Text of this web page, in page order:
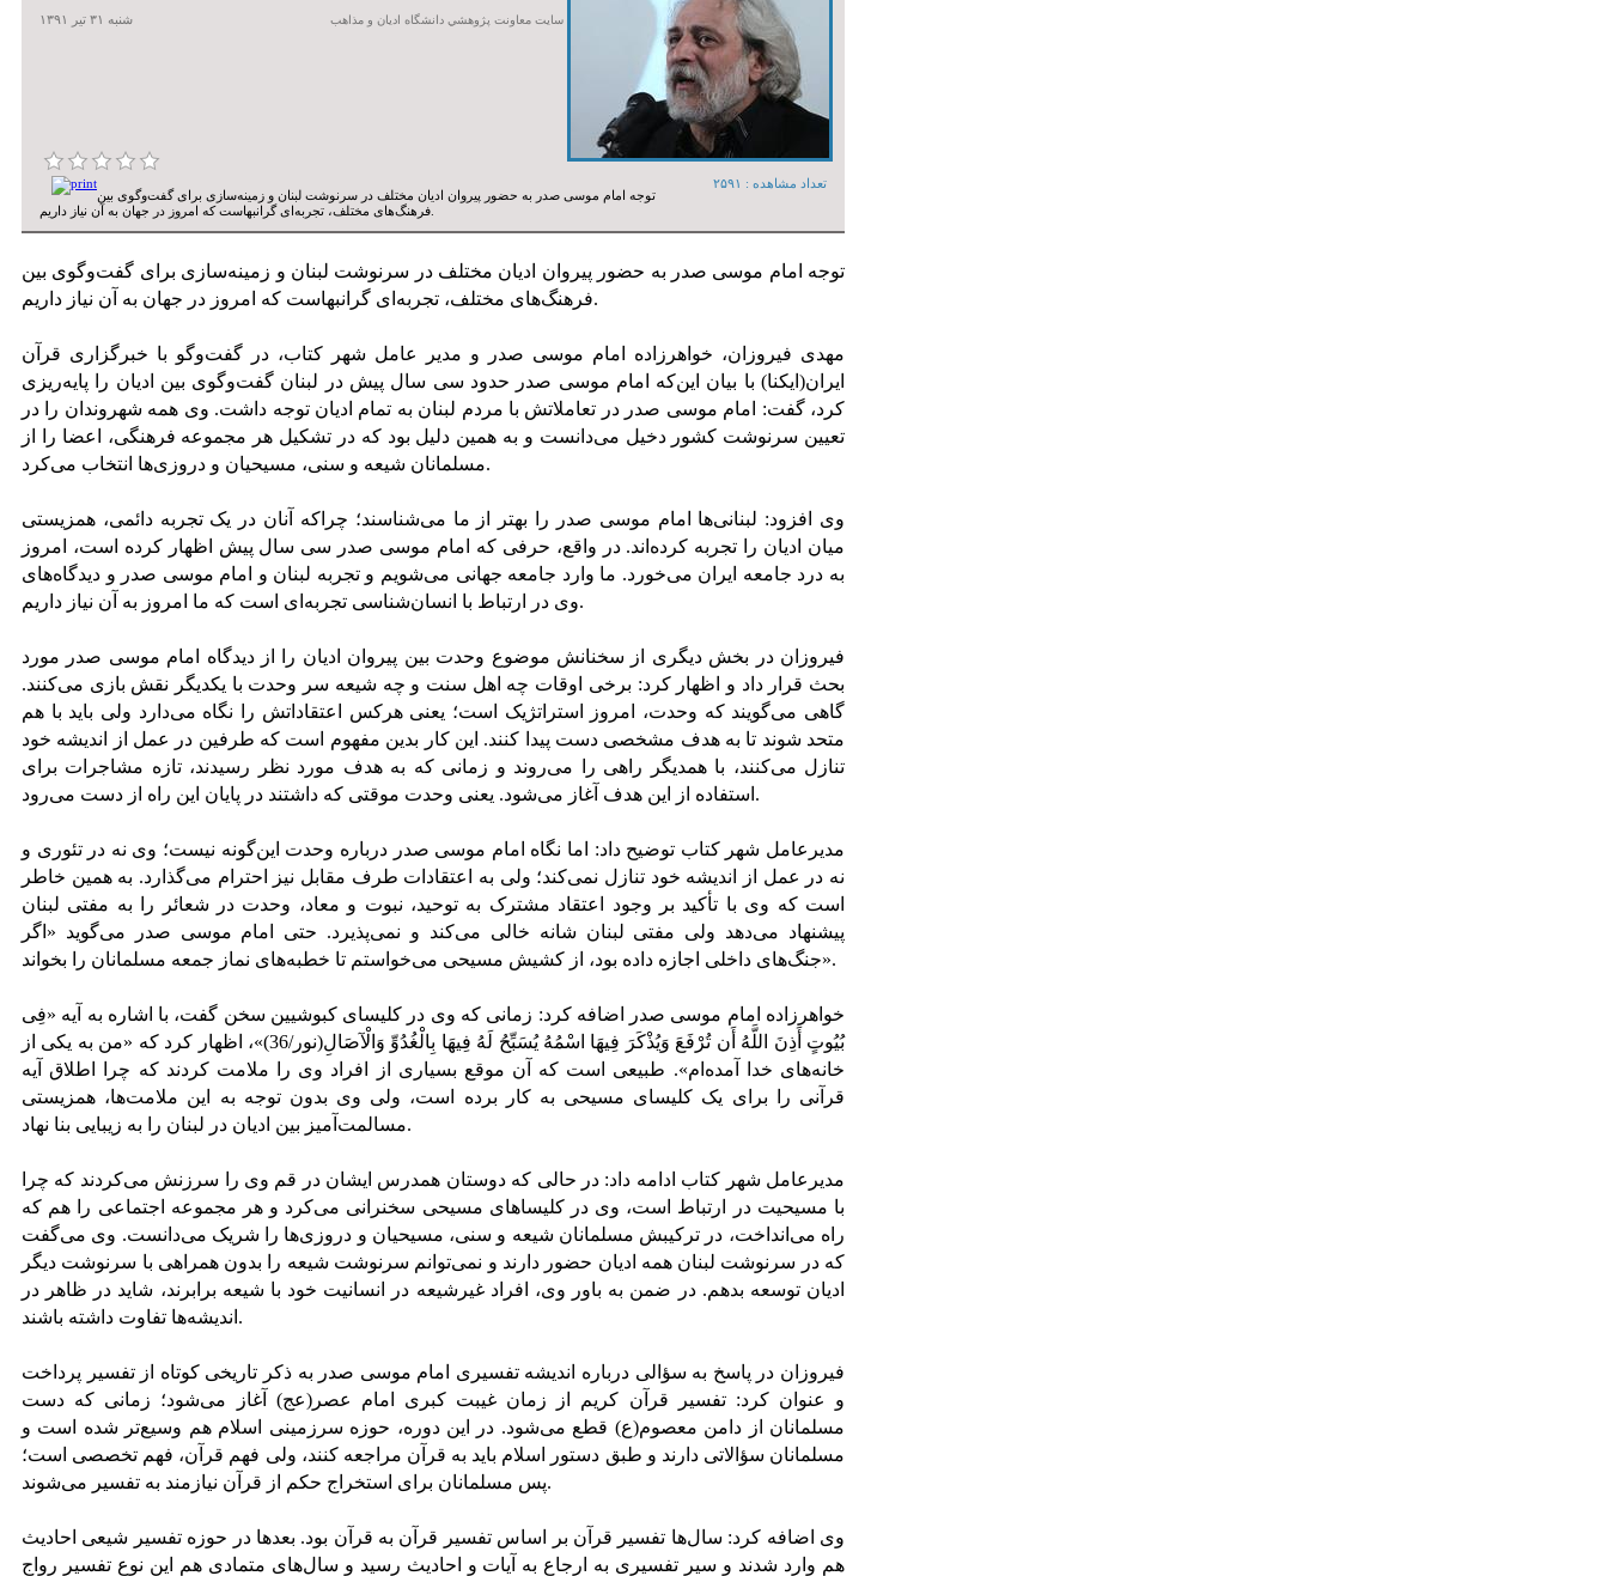
شنبه ۳۱ تير ۱۳۹۱ سایت معاونت پژوهشي دانشگاه اديان و مذاهب
تعداد مشاهده :‌ ۲۵۹۱
توجه امام موسی صدر به حضور پیروان ادیان مختلف در سرنوشت لبنان و زمینه‌سازی برای گفت‌وگوی بین
توجه امام موسی صدر به حضور پیروان ادیان مختلف در سرنوشت لبنان و زمینه‌سازی برای گفت‌وگوی بین
فرهنگ‌های مختلف، تجربه‌ای گرانبهاست که امروز در جهان به آن نیاز داریم.
مهدی فیروزان، خواهرزاده امام موسی صدر و مدیر عامل شهر کتاب، در گفت‌وگو با خبرگزاری قرآن
ایران(ایکنا) با بیان این‌که امام موسی صدر حدود سی سال پیش در لبنان گفت‌وگوی بین ادیان را پایه‌ریزی
کرد، گفت: امام موسی صدر در تعاملاتش با مردم لبنان به تمام ادیان توجه داشت. وی همه شهروندان را در
تعیین سرنوشت کشور دخیل می‌دانست و به همین دلیل بود که در تشکیل هر مجموعه فرهنگی، اعضا را از
مسلمانان شیعه و سنی، مسیحیان و دروزی‌ها انتخاب می‌کرد.
وی افزود: لبنانی‌ها امام موسی صدر را بهتر از ما می‌شناسند؛ چرا‌که آنان در یک تجربه دائمی، همزیستی
میان ادیان را تجربه کرده‌اند. در واقع، حرفی که امام موسی صدر سی سال پیش اظهار کرده است، امروز
به درد جامعه ایران می‌خورد. ما وارد جامعه جهانی می‌شویم و تجربه لبنان و امام موسی صدر و دیدگاه‌های
وی در ارتباط با انسان‌شناسی تجربه‌ای است که ما امروز به آن نیاز داریم.
فیروزان در بخش دیگری از سخنانش موضوع وحدت بین پیروان ادیان را از دیدگاه امام موسی صدر مورد
بحث قرار داد و اظهار کرد: برخی اوقات چه اهل سنت و چه شیعه سر وحدت با یکدیگر نقش بازی می‌کنند.
گاهی می‌گویند که وحدت، امروز استراتژیک است؛ یعنی هرکس اعتقاداتش را نگاه می‌دارد ولی باید با هم
متحد شوند تا به هدف مشخصی دست پیدا کنند. این کار بدین مفهوم است که طرفین در عمل از اندیشه خود
تنازل می‌کنند، با همدیگر راهی را می‌روند و زمانی که به هدف مورد نظر رسیدند، تازه مشاجرات برای
استفاده از این هدف آغاز می‌شود. یعنی وحدت موقتی که داشتند در پایان این راه از دست می‌‌رود.
مدیرعامل شهر کتاب توضیح داد: اما نگاه امام موسی صدر درباره وحدت این‌گونه نیست؛ وی نه در تئوری و
نه در عمل از اندیشه خود تنازل نمی‌کند؛ ولی به اعتقادات طرف مقابل نیز احترام می‌گذارد. به همین خاطر
است که وی با تأکید بر وجود اعتقاد مشترک به توحید، نبوت و معاد، وحدت در شعائر را به مفتی لبنان
پیشنهاد می‌دهد ولی مفتی لبنان شانه خالی می‌کند و نمی‌پذیرد. حتی امام موسی صدر می‌گوید «اگر
جنگ‌های داخلی اجازه داده بود، از کشیش مسیحی می‌خواستم تا خطبه‌های نماز جمعه مسلمانان را بخواند».
خواهرزاده امام موسی صدر اضافه کرد: زمانی که وی در کلیسای کبوشیین سخن گفت، با اشاره به آیه «فِی
بُیُوتٍ أَذِنَ اللَّهُ أَن تُرْفَعَ وَیُذْکَرَ فِیهَا اسْمُهُ یُسَبِّحُ لَهُ فِیهَا بِالْغُدُوِّ وَالْآصَالِ(نور/36)»، اظهار کرد که «من به یکی از
خانه‌های خدا آمده‌ام». طبیعی است که آن موقع بسیاری از افراد وی را ملامت کردند که چرا اطلاق آیه
قرآنی را برای یک کلیسای مسیحی به کار برده است، ولی وی بدون توجه به این ملامت‌ها، همزیستی
مسالمت‌آمیز بین ادیان در لبنان را به زیبایی بنا نهاد.
مدیرعامل شهر کتاب ادامه داد: در حالی که دوستان همدرس ایشان در قم وی را سرزنش می‌کردند که چرا
با مسیحیت در ارتباط است، وی در کلیساهای مسیحی سخنرانی می‌کرد و هر مجموعه اجتماعی را هم که
راه می‌انداخت، در ترکیبش مسلمانان شیعه و سنی، مسیحیان و دروزی‌ها را شریک می‌دانست. وی می‌گفت
که در سرنوشت لبنان همه ادیان حضور دارند و نمی‌توانم سرنوشت شیعه را بدون همراهی با سرنوشت دیگر
ادیان توسعه بدهم. در ضمن به باور وی، افراد غیرشیعه در انسانیت خود با شیعه برابرند، شاید در ظاهر در
اندیشه‌ها تفاوت داشته باشند.
فیروزان در پاسخ به سؤالی درباره اندیشه تفسیری امام موسی صدر به ذکر تاریخی کوتاه از تفسیر پرداخت
و عنوان کرد: تفسیر قرآن کریم از زمان غیبت کبری امام عصر(عج) آغاز می‌شود؛ زمانی که دست
مسلمانان از دامن معصوم(ع) قطع می‌شود. در این دوره، حوزه سرزمینی اسلام هم وسیع‌تر شده است و
مسلمانان سؤالاتی دارند و طبق دستور اسلام باید به قرآن مراجعه کنند، ولی فهم قرآن، فهم تخصصی است؛
پس مسلمانان برای استخراج حکم از قرآن نیازمند به تفسیر می‌شوند.
وی اضافه کرد: سال‌ها تفسیر قرآن بر اساس تفسیر قرآن به قرآن بود. بعدها در حوزه تفسیر شیعی احادیث
هم وارد شدند و سیر تفسیری به ارجاع به آیات و احادیث رسید و سال‌های متمادی هم این نوع تفسیر رواج